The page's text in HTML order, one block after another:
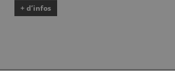
+ d’infos